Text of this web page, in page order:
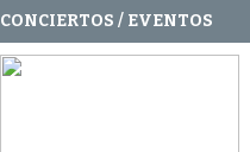
CONCIERTOS / EVENTOS